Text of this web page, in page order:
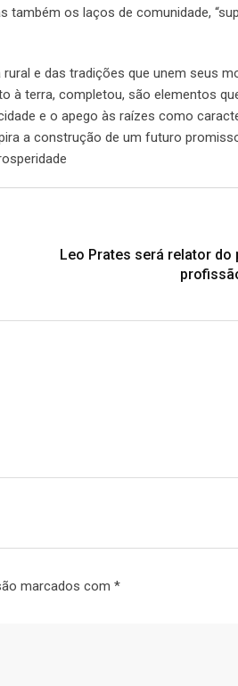
também os laços de comunidade,
e das tradições que unem seus
à terra, completou, são elementos
e o apego às raízes como
a construção de um futuro
Leo Prates será relator
marcados com *